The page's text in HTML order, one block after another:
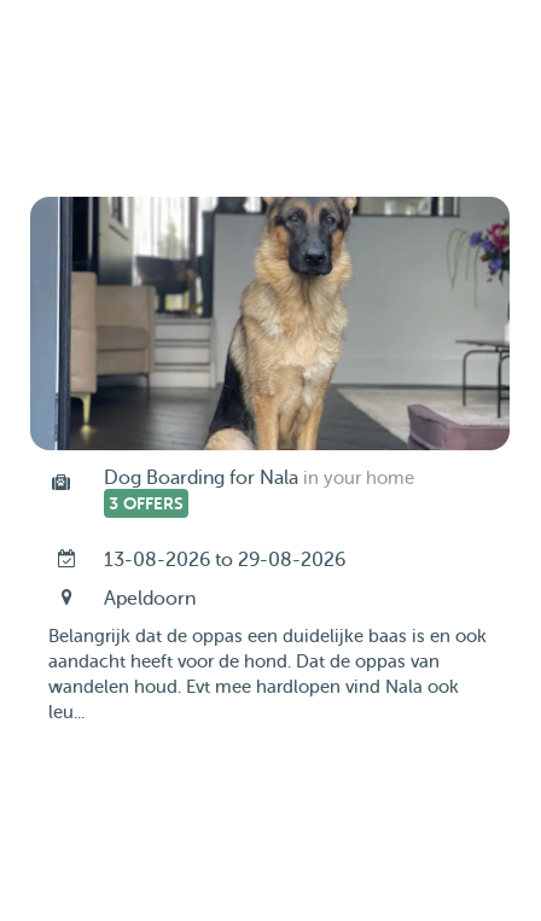
Dog Boarding for Nala in your home
3 OFFERS
13-08-2026 to 29-08-2026
Apeldoorn
Belangrijk dat de oppas een duidelijke baas is en ook
aandacht heeft voor de hond. Dat de oppas van
wandelen houd. Evt mee hardlopen vind Nala ook
leu...